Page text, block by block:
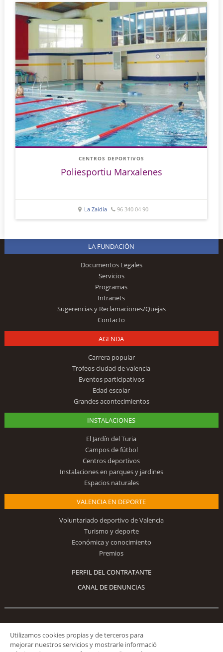
CENTROS DEPORTIVOS
Poliesportiu Marxalenes
La Zaidía 96 340 04 90
LA FUNDACIÓN
Documentos Legales
Servicios
Programas
Intranets
Sugerencias y Reclamaciones/Quejas
Contacto
AGENDA
Carrera popular
Trofeos ciudad de valencia
Eventos participativos
Edad escolar
Grandes acontecimientos
INSTALACIONES
El Jardín del Turia
Campos de fútbol
Centros deportivos
Instalaciones en parques y jardines
Espacios naturales
VALENCIA EN DEPORTE
Voluntariado deportivo de Valencia
Turismo y deporte
Económica y conocimiento
Premios
PERFIL DEL CONTRATANTE
CANAL DE DENUNCIAS
Síguenos
Utilizamos cookies propias y de terceros para
mejorar nuestros servicios y mostrarle informació